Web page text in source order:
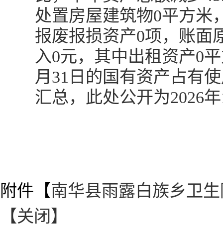
处置房屋建筑物0平方米
报废报损资产0项，账面
入0元，其中出租资产0
月31日的国有资产占有
汇总，此处公开为2026
附件【南华县雨露白族乡卫
【关闭】